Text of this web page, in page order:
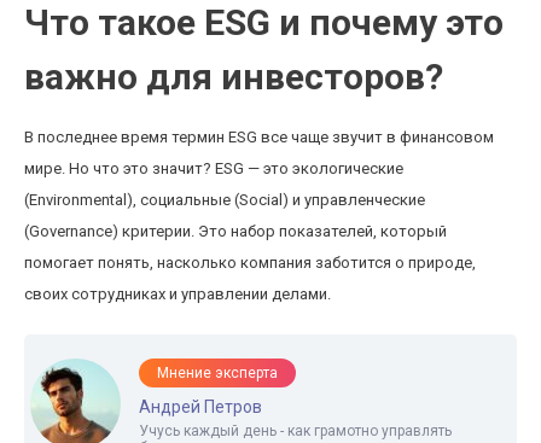
Что такое ESG и почему это
важно для инвесторов?
В последнее время термин ESG все чаще звучит в финансовом
мире. Но что это значит? ESG — это экологические
(Environmental), социальные (Social) и управленческие
(Governance) критерии. Это набор показателей, который
помогает понять, насколько компания заботится о природе,
своих сотрудниках и управлении делами.
Мнение эксперта
Андрей Петров
Учусь каждый день - как грамотно управлять